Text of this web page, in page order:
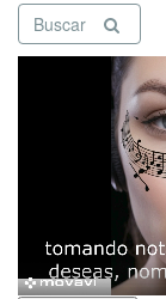
Buscar